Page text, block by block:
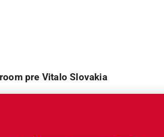
pre Vitalo Slovakia